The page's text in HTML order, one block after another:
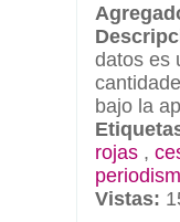
datos es
bajo la
rojas ,
Vistas: